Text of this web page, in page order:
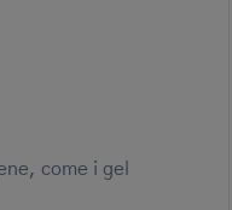
come i gel